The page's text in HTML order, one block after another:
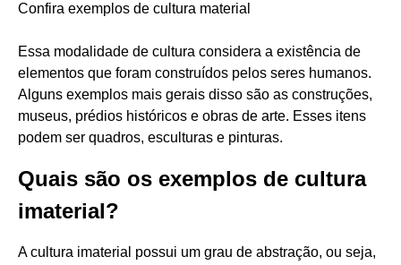
Confira exemplos de cultura material
Essa modalidade de cultura considera a existência de
elementos que foram construídos pelos seres humanos.
Alguns exemplos mais gerais disso são as construções,
museus, prédios históricos e obras de arte. Esses itens
podem ser quadros, esculturas e pinturas.
Quais são os exemplos de cultura
imaterial?
A cultura imaterial possui um grau de abstração, ou seja,